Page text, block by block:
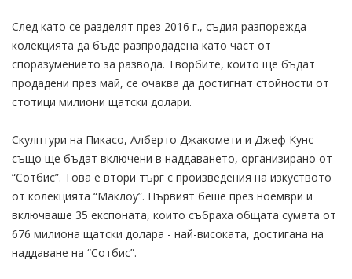
След като се разделят през 2016 г., съдия разпорежда
колекцията да бъде разпродадена като част от
споразумението за развода. Творбите, които ще бъдат
продадени през май, се очаква да достигнат стойности от
стотици милиони щатски долари.
Скулптури на Пикасо, Алберто Джакомети и Джеф Кунс
също ще бъдат включени в наддаването, организирано от
“Сотбис”. Това е втори търг с произведения на изкуството
от колекцията “Маклоу”. Първият беше през ноември и
включваше 35 експоната, които събраха общата сумата от
676 милиона щатски долара - най-високата, достигана на
наддаване на “Сотбис”.